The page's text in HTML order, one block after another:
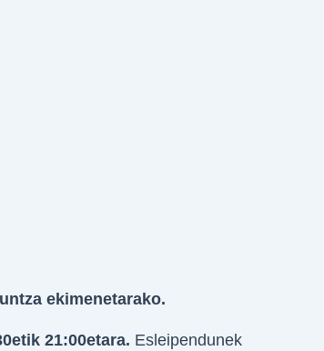
ekimenetarako.
21:00etara. Esleipendunek